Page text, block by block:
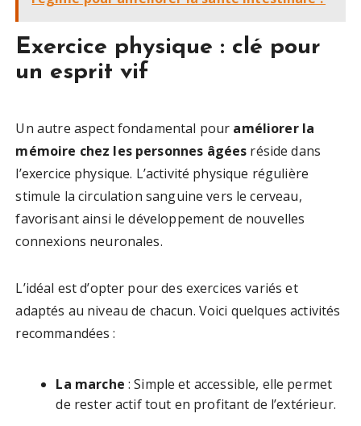
Exercice physique : clé pour
un esprit vif
Un autre aspect fondamental pour améliorer la
mémoire chez les personnes âgées réside dans
l’exercice physique. L’activité physique régulière
stimule la circulation sanguine vers le cerveau,
favorisant ainsi le développement de nouvelles
connexions neuronales.
L’idéal est d’opter pour des exercices variés et
adaptés au niveau de chacun. Voici quelques activités
recommandées :
La marche : Simple et accessible, elle permet
de rester actif tout en profitant de l’extérieur.